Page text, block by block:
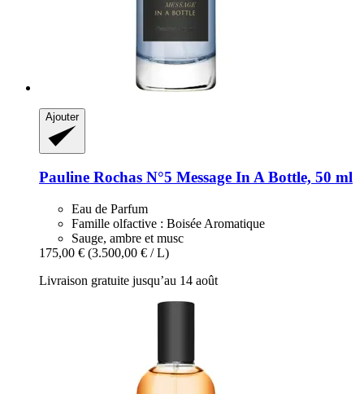
Ajouter
Pauline Rochas N°5 Message In A Bottle, 50 ml
Eau de Parfum
Famille olfactive : Boisée Aromatique
Sauge, ambre et musc
175,00 € (3.500,00 € / L)
Livraison gratuite jusqu’au 14 août